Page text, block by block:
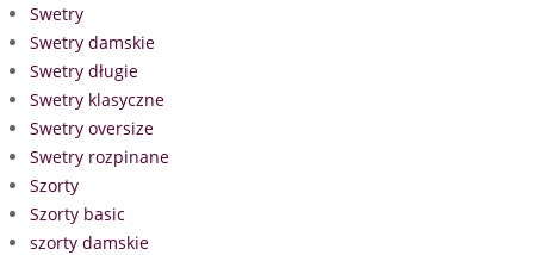
Swetry
Swetry damskie
Swetry długie
Swetry klasyczne
Swetry oversize
Swetry rozpinane
Szorty
Szorty basic
szorty damskie